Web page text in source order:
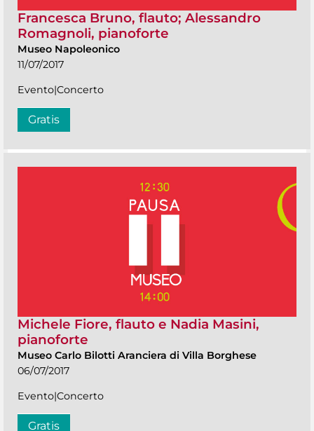
Francesca Bruno, flauto; Alessandro
Romagnoli, pianoforte
Museo Napoleonico
11/07/2017
Evento|Concerto
Gratis
Michele Fiore, flauto e Nadia Masini,
pianoforte
Museo Carlo Bilotti Aranciera di Villa Borghese
06/07/2017
Evento|Concerto
Gratis